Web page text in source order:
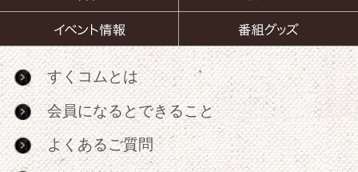
すくコムとは
会員になるとできること
よくあるご質問